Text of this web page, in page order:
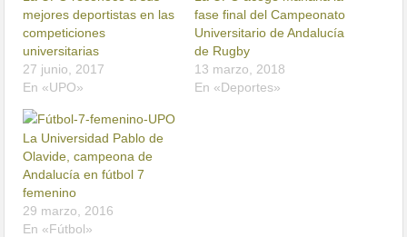
mejores deportistas en las
competiciones
universitarias
27 junio, 2017
En «UPO»
fase final del Campeonato
Universitario de Andalucía
de Rugby
13 marzo, 2018
En «Deportes»
La Universidad Pablo de
Olavide, campeona de
Andalucía en fútbol 7
femenino
29 marzo, 2016
En «Fútbol»